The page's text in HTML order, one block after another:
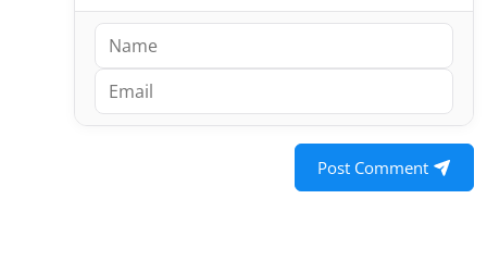
Post Comment